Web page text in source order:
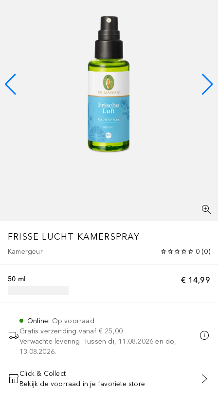
FRISSE LUCHT KAMERSPRAY
Kamergeur 0 (0)
€ 14,99
50 ml
Online: Op voorraad
Gratis verzending vanaf € 25,00
Verwachte levering: Tussen di, 11.08.2026 en do,
13.08.2026.
VOEG TOE AAN WINKELMANDJE
Click & Collect
Bekijk de voorraad in je favoriete store